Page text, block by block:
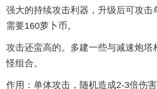
强大的持续攻击利器，升级后可攻击
需要160萝卜币。
攻击还蛮高的。多建一些与减速炮塔
怪组合。
作用：单体攻击，随机造成2-3倍伤害